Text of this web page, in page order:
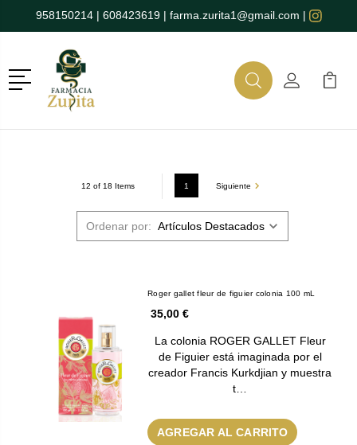
958150214| 608423619| farma.zurita1@gmail.com |
Menú
BuscarMi Cuenta
Mi
12 of 18 Items 1 Siguiente
Ordenar por:
Roger gallet fleur de figuier colonia 100 mL
35,00 €
La colonia ROGER GALLET Fleur
de Figuier está imaginada por el
creador Francis Kurkdjian y muestra
t…
AGREGAR AL CARRITO